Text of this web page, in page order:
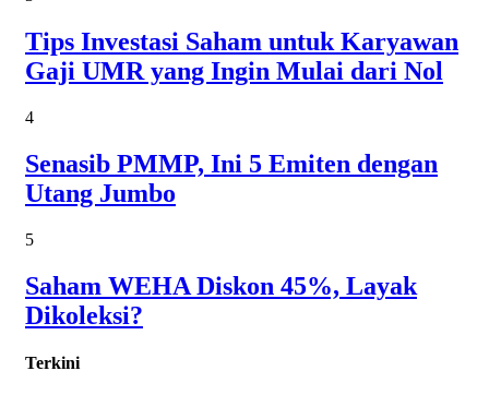
Tips Investasi Saham untuk Karyawan
Gaji UMR yang Ingin Mulai dari Nol
4
Senasib PMMP, Ini 5 Emiten dengan
Utang Jumbo
5
Saham WEHA Diskon 45%, Layak
Dikoleksi?
Terkini